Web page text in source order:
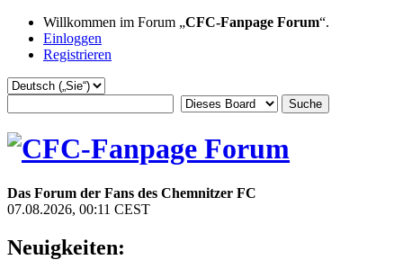
Willkommen im Forum „CFC-Fanpage Forum“.
Einloggen
Registrieren
Das Forum der Fans des Chemnitzer FC
07.08.2026, 00:11 CEST
Neuigkeiten: